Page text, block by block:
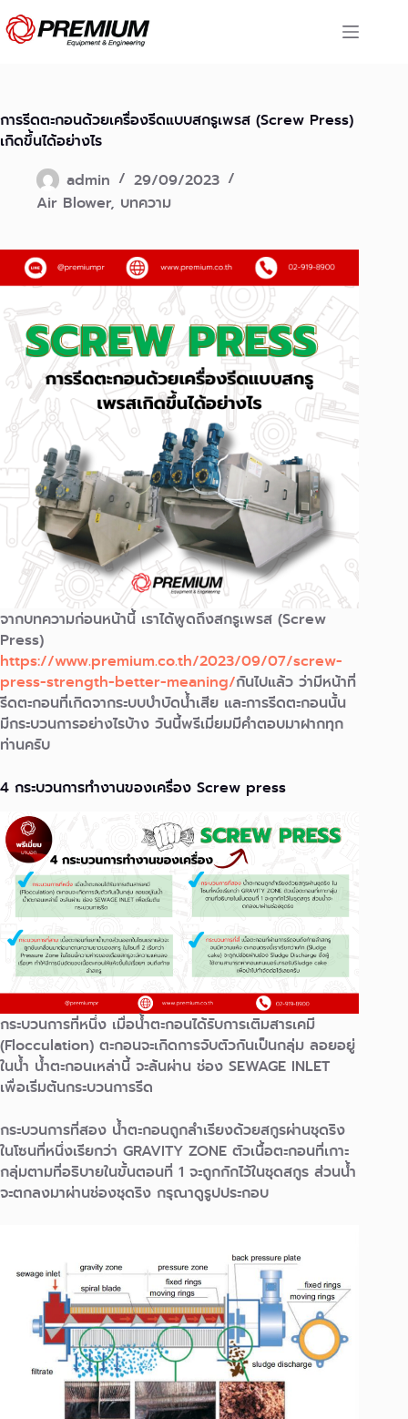
Skip
to
content
การรีดตะกอนด้วยเครื่องรีดแบบสกรูเพรส (Screw Press)
เกิดขึ้นได้อย่างไร
admin
29/09/2023
Air Blower, บทความ
จากบทความก่อนหน้านี้ เราได้พูดถึงสกรูเพรส (Screw
Press)
https://www.premium.co.th/2023/09/07/screw-
press-strength-better-meaning/กันไปแล้ว ว่ามีหน้าที่
รีดตะกอนที่เกิดจากระบบบำบัดนํ้าเสีย และการรีดตะกอนนั้น
มีกระบวนการอย่างไรบ้าง วันนี้พรีเมี่ยมมีคำตอบมาฝากทุก
ท่านครับ
4 กระบวนการทำงานของเครื่อง Screw press
กระบวนการที่หนึ่ง เมื่อนํ้าตะกอนได้รับการเติมสารเคมี
(Flocculation) ตะกอนจะเกิดการจับตัวกันเป็นกลุ่ม ลอยอยู่
ในนํ้า นํ้าตะกอนเหล่านี้ จะล้นผ่าน ช่อง SEWAGE INLET
เพื่อเริ่มต้นกระบวนการรีด
กระบวนการที่สอง น้ำตะกอนถูกลำเรียงด้วยสกูรผ่านชุดริง
ในโซนที่หนึ่งเรียกว่า GRAVITY ZONE ตัวเนื้อตะกอนที่เกาะ
กลุ่มตามที่อธิบายในขั้นตอนที่ 1 จะถูกกักไว้ในชุดสกูร ส่วนนํ้า
จะตกลงมาผ่านช่องชุดริง กรุณาดูรูปประกอบ